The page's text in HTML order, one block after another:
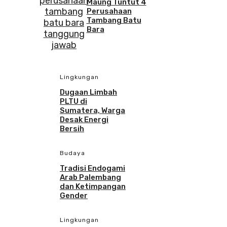
Maung Tuntut 4
Perusahaan
Tambang Batu
Bara
Lingkungan
Dugaan Limbah
PLTU di
Sumatera, Warga
Desak Energi
Bersih
Budaya
Tradisi Endogami
Arab Palembang
dan Ketimpangan
Gender
Lingkungan